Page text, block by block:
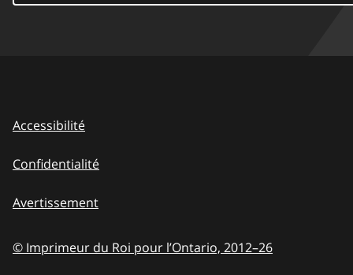
Accessibilité
Confidentialité
Avertissement
© Imprimeur du Roi pour l’Ontario, 2012–26